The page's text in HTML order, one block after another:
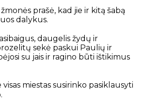
prašė, kad jie ir kitą šabą
dalykus.
daugelis žydų ir
sekė paskui Paulių ir
su jais ir ragino būti ištikimus
visas miestas susirinko pasiklausyti